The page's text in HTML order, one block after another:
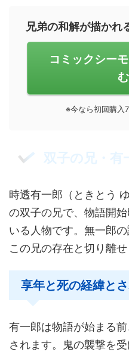
兄弟の和解が描かれ
コミックシー
む
※今なら初回購入
双子の兄・有
時透有一郎（ときとう
の双子の兄で、物語開
いる人物です。無一郎
この兄の存在と切り離せ
享年と死の経緯と
有一郎は物語が始まる
されます。鬼の襲撃を